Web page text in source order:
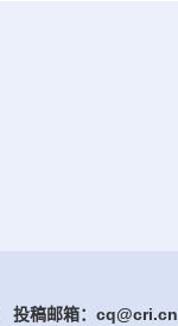
投稿邮箱：cq@cri.cn